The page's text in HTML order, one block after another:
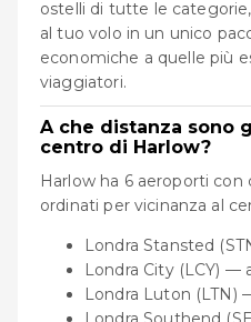
ostelli di tutte le
al tuo volo in un unico
economiche a quelle più
viaggiatori.
A che distanza sono
centro di Harlow?
Harlow ha 6 aeroporti
ordinati per vicinanza al
Londra Stansted
Londra City (LCY) —
Londra Luton (LTN)